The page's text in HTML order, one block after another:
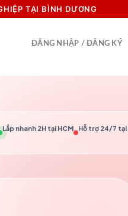
TẠI BÌNH DƯƠNG
ĐĂNG NHẬP / ĐĂNG KÝ
Lắp nhanh 2H tại HCM Hỗ trợ 24/7 tại